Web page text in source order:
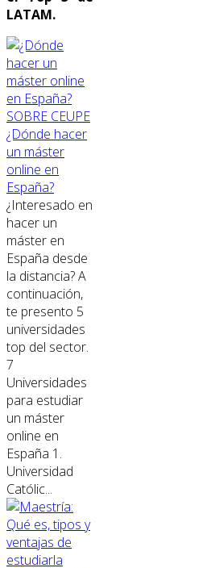
LATAM.
SOBRE CEUPE
¿Dónde hacer
un máster
online en
España?
¿Interesado en
hacer un
máster en
España desde
la distancia? A
continuación,
te presento 5
universidades
top del sector.
7
Universidades
para estudiar
un máster
online en
España 1.
Universidad
Católic...